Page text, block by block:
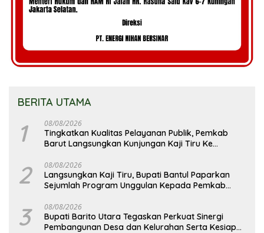
BERITA UTAMA
1 08/08/2026
Tingkatkan Kualitas Pelayanan Publik, Pemkab
Barut Langsungkan Kunjungan Kaji Tiru Ke
2 08/08/2026
Langsungkan Kaji Tiru, Bupati Bantul Paparkan
Sejumlah Program Unggulan Kepada Pemkab
3 08/08/2026
Bupati Barito Utara Tegaskan Perkuat Sinergi
Pembangunan Desa dan Kelurahan Serta Kesiapan